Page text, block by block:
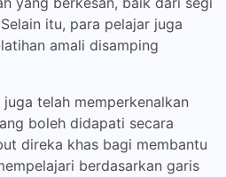
itu, para pelajar juga
amali disamping
telah memperkenalkan
boleh didapati secara
direka khas bagi membantu
berdasarkan garis